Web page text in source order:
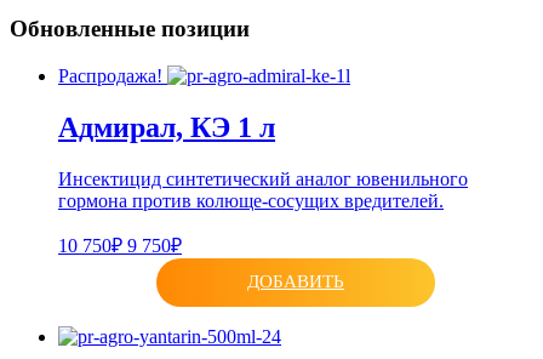
Обновленные позиции
Распродажа!
Адмирал, КЭ 1 л
Инсектицид синтетический аналог ювенильного
гормона против колюще-сосущих вредителей.
10 750₽ 9 750₽
ДОБАВИТЬ